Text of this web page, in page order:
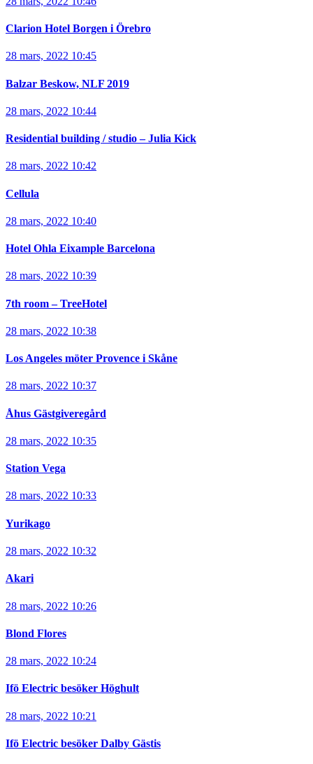
Clarion Hotel Borgen i Örebro
28 mars, 2022 10:45
Balzar Beskow, NLF 2019
28 mars, 2022 10:44
Residential building / studio – Julia Kick
28 mars, 2022 10:42
Cellula
28 mars, 2022 10:40
Hotel Ohla Eixample Barcelona
28 mars, 2022 10:39
7th room – TreeHotel
28 mars, 2022 10:38
Los Angeles möter Provence i Skåne
28 mars, 2022 10:37
Åhus Gästgiveregård
28 mars, 2022 10:35
Station Vega
28 mars, 2022 10:33
Yurikago
28 mars, 2022 10:32
Akari
28 mars, 2022 10:26
Blond Flores
28 mars, 2022 10:24
Ifö Electric besöker Höghult
28 mars, 2022 10:21
Ifö Electric besöker Dalby Gästis